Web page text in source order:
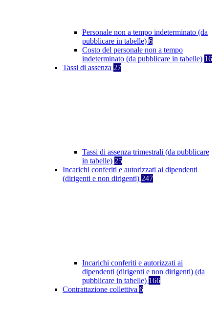
Personale non a tempo indeterminato (da
pubblicare in tabelle) 6
Costo del personale non a tempo
indeterminato (da pubblicare in tabelle) 16
Tassi di assenza 27
Tassi di assenza trimestrali (da pubblicare
in tabelle) 25
Incarichi conferiti e autorizzati ai dipendenti
(dirigenti e non dirigenti) 247
Incarichi conferiti e autorizzati ai
dipendenti (dirigenti e non dirigenti) (da
pubblicare in tabelle) 166
Contrattazione collettiva 6